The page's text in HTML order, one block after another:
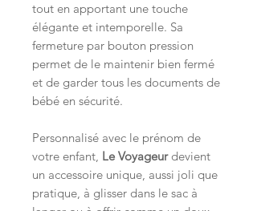
tout en apportant une touche
élégante et intemporelle. Sa
fermeture par bouton pression
permet de le maintenir bien fermé
et de garder tous les documents de
bébé en sécurité.
Personnalisé avec le prénom de
votre enfant, Le Voyageurdevient
un accessoire unique, aussi joli que
pratique, à glisser dans le sac à